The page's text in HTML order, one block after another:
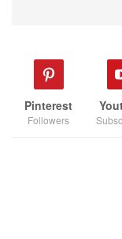
Pinterest
Followers